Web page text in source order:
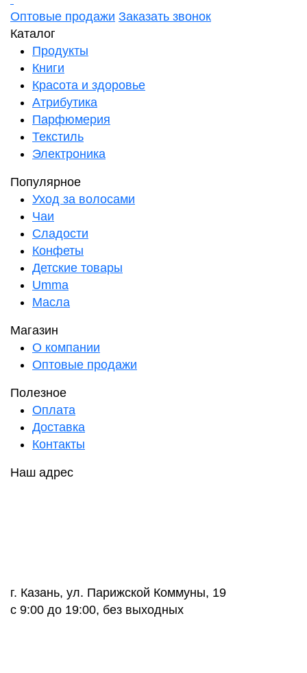
Оптовые продажи Заказать звонок
Каталог
Продукты
Книги
Красота и здоровье
Атрибутика
Парфюмерия
Текстиль
Электроника
Популярное
Уход за волосами
Чаи
Сладости
Конфеты
Детские товары
Umma
Масла
Магазин
О компании
Оптовые продажи
Полезное
Оплата
Доставка
Контакты
Наш адрес
г. Казань, ул. Парижской Коммуны, 19
с 9:00 до 19:00, без выходных